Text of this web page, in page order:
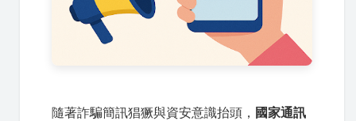
隨著詐騙簡訊猖獗與資安意識抬頭， 國家通訊